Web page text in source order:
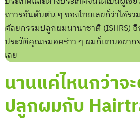
ถาวรอันดับต้น ๆ ของไทยเลยก็ว่าได้ร
ศัลยกรรมปลูกผมนานาชาติ (ISHRS)
ประวัติคุณหมอคร่าว ๆ ผมก็แทบอยาก
เลย
นานแค่ไหนกว่าจ
ปลูกผมกับ